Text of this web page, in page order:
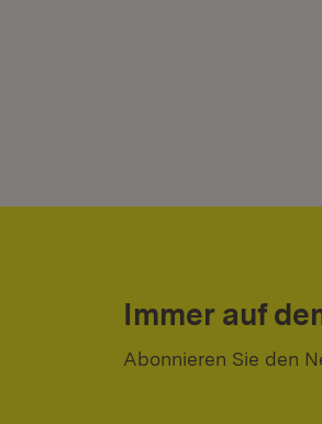
Immer auf
Abonnieren Sie den